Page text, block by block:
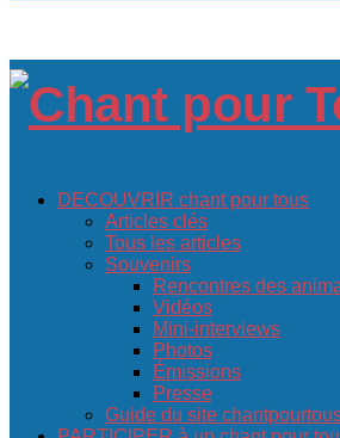
DECOUVRIR chant pour tous
Articles clés
Tous les articles
Souvenirs
Rencontres des
Vidéos
Mini-interviews
Photos
Émissions
Presse
Guide du site